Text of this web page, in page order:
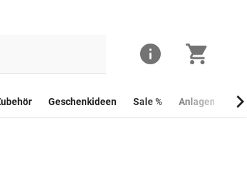
Geschenkideen Sale % Anlagemünzen